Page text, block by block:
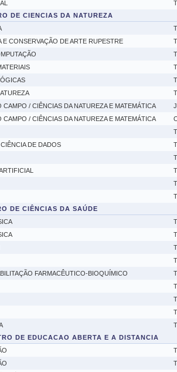
DE CIENCIAS DA NATUREZA
E CONSERVAÇÃO DE ARTE RUPESTRE
CAMPO / CIÊNCIAS DA NATUREZA E MATEMÁTICA
CAMPO / CIÊNCIAS DA NATUREZA E MATEMÁTICA
DE DADOS
DE CIÊNCIAS DA SAÚDE
FARMACÊUTICO-BIOQUÍMICO
DE EDUCACAO ABERTA E A DISTANCIA